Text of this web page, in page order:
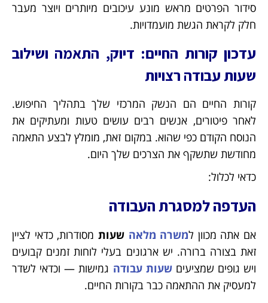
סידור הפרטים מראש מונע עיכובים מיותרים ויוצר מעבר
חלק לקראת הגשת מועמדויות.
עדכון קורות החיים: דיוק, התאמה ושילוב
שעות עבודה רצויות
קורות החיים הם הנשק המרכזי שלך בתהליך החיפוש.
לאחר פיטורים, אנשים רבים עושים טעות ומעתיקים את
הנוסח הקודם כפי שהוא. במקום זאת, מומלץ לבצע התאמה
מחודשת שתשקף את הצרכים שלך היום.
כדאי לכלול:
העדפה למסגרת העבודה
אם אתה מכוון למשרה מלאה שעות מסודרות, כדאי לציין
זאת בצורה ברורה. יש ארגונים בעלי לוחות זמנים קבועים
ויש גופים שמציעיםשעות עבודה גמישות — וכדאי לשדר
למעסיק את ההתאמה כבר בקורות החיים.